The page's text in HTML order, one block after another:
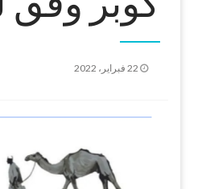
نُشر
22 فبراير، 2022